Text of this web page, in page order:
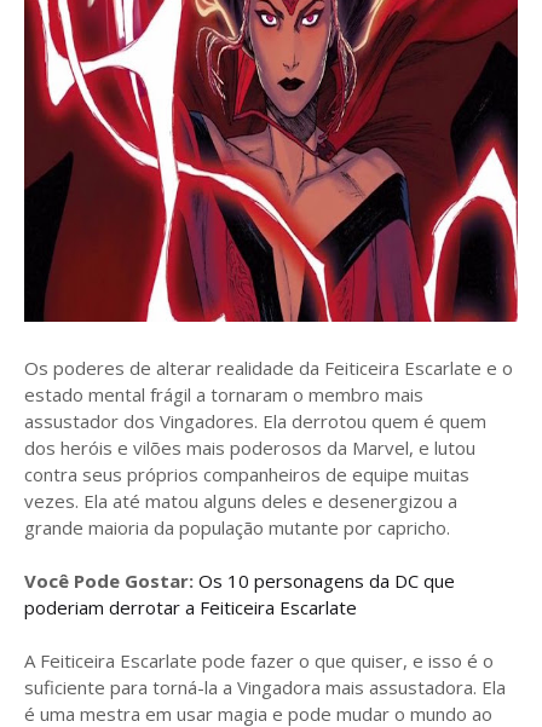
Os poderes de alterar realidade da Feiticeira Escarlate e o
estado mental frágil a tornaram o membro mais
assustador dos Vingadores. Ela derrotou quem é quem
dos heróis e vilões mais poderosos da Marvel, e lutou
contra seus próprios companheiros de equipe muitas
vezes. Ela até matou alguns deles e desenergizou a
grande maioria da população mutante por capricho.
Você Pode Gostar: Os 10 personagens da DC que
poderiam derrotar a Feiticeira Escarlate
A Feiticeira Escarlate pode fazer o que quiser, e isso é o
suficiente para torná-la a Vingadora mais assustadora. Ela
é uma mestra em usar magia e pode mudar o mundo ao